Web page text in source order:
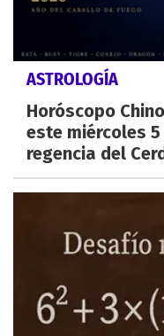
ASTROLOGÍA
Horóscopo
este miércoles
regencia del